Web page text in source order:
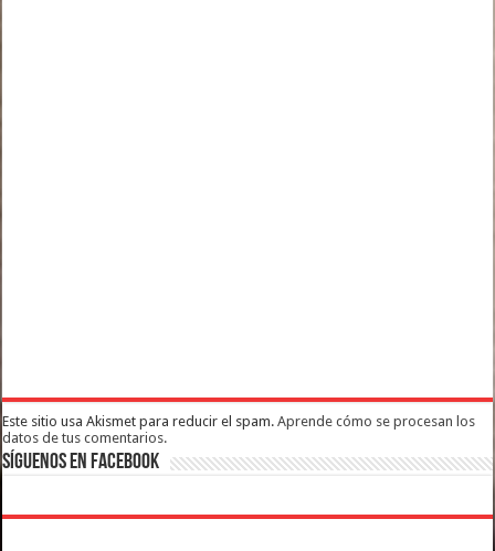
Este sitio usa Akismet para reducir el spam.Aprende cómo se procesan los
datos de tus comentarios.
Síguenos en Facebook